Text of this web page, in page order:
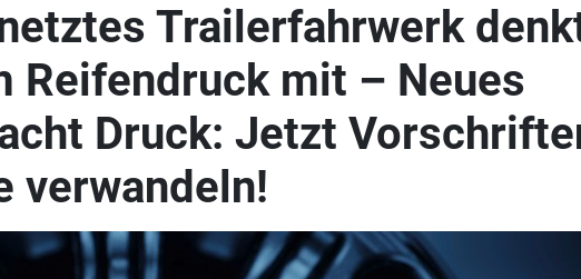
Trailerfahrwerk
Reifendruck mit – Neues
Druck: Jetzt
verwandeln!